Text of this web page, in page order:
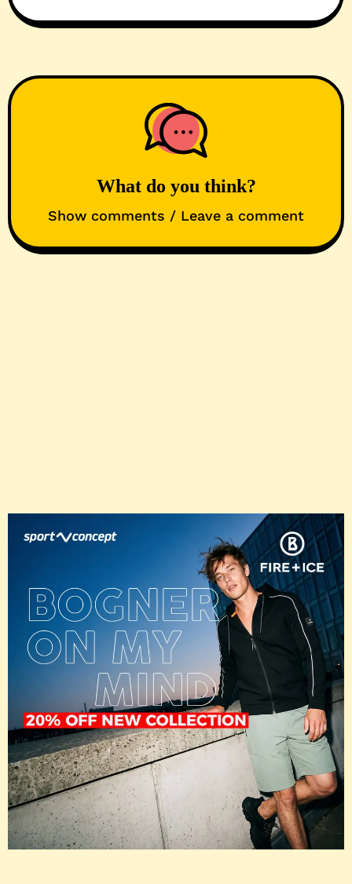
What do you think?
Show comments / Leave a comment